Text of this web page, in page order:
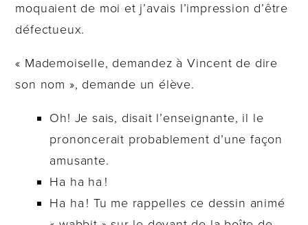
moquaient de moi et j’avais l’impression d’être
défectueux.
« Mademoiselle, demandez à Vincent de dire
son nom », demande un élève.
Oh! Je sais, disait l’enseignante, il le
prononcerait probablement d’une façon
amusante.
Ha ha ha !
Ha ha ! Tu me rappelles ce dessin animé